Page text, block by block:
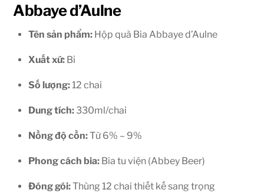
Abbaye d’Aulne
Tên sản phẩm: Hộp quà Bia Abbaye d’Aulne
Xuất xứ: Bỉ
Số lượng:12 chai
Dung tích: 330ml/chai
Nồng độ cồn:Từ 6% – 9%
Phong cách bia: Bia tu viện (Abbey Beer)
Đóng gói:Thùng 12 chai thiết kế sang trọng